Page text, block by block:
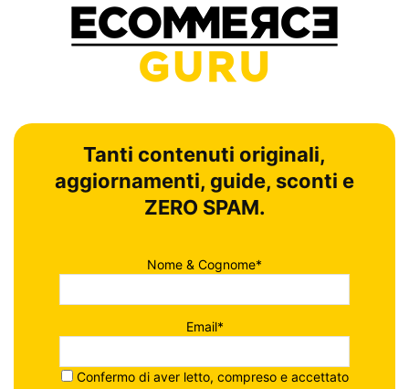
Tanti contenuti originali,
aggiornamenti, guide, sconti e
ZERO SPAM.
Nome & Cognome*
Email*
Confermo di aver letto, compreso e accettato